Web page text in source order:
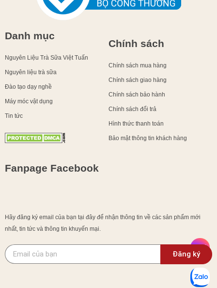
Danh mục
Nguyên Liệu Trà Sữa Việt Tuấn
Nguyên liệu trà sữa
Đào tạo dạy nghề
Máy móc vật dụng
Tin tức
Chính sách
Chính sách mua hàng
Chính sách giao hàng
Chính sách bảo hành
Chính sách đổi trả
Hình thức thanh toán
Bảo mật thông tin khách hàng
Fanpage Facebook
Hãy đăng ký email của bạn tại đây để nhận thông tin về các sản phẩm mới
nhất, tin tức và thông tin khuyến mại.
Đăng ký